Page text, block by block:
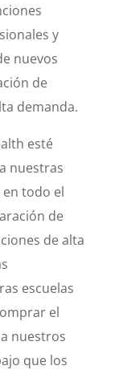
y
nuevos
de
demanda.
esté
nuestras
en todo el
de
de alta
escuelas
el
nuestros
que los